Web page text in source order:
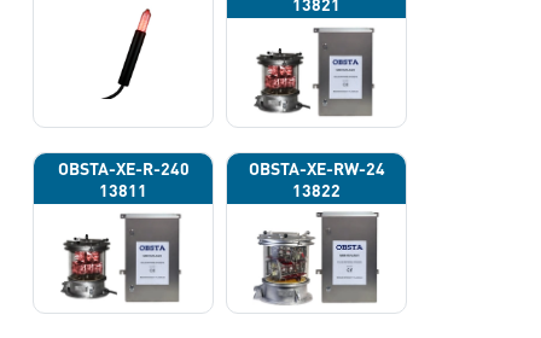
OBSTA-XE-R-240
13811
OBSTA-XE-RW-24
13822